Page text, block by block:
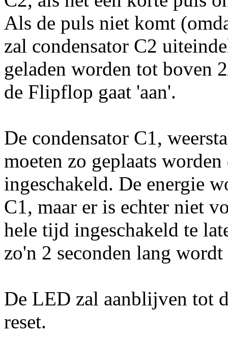
Als de puls niet komt
zal condensator C2
geladen worden tot boven
de Flipflop gaat 'aan'.
De condensator C1,
moeten zo geplaats
ingeschakeld. De energie
C1, maar er is echter niet
hele tijd ingeschakeld te
zo'n 2 seconden lang
De LED zal aanblijven tot
reset.